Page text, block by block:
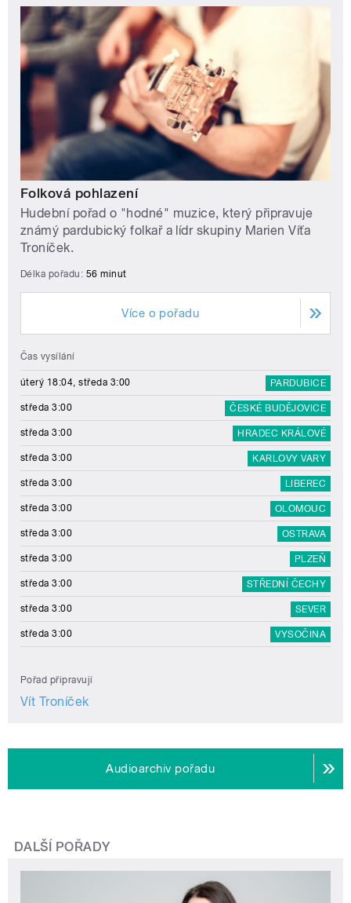
Folková pohlazení
Hudební pořad o "hodné" muzice, který připravuje
známý pardubický folkař a lídr skupiny Marien Víťa
Troníček.
Délka pořadu: 56 minut
Více o pořadu
Čas vysílání
úterý 18:04, středa 3:00 PARDUBICE
středa 3:00 ČESKÉ BUDĚJOVICE
středa 3:00 HRADEC KRÁLOVÉ
středa 3:00 KARLOVY VARY
středa 3:00 LIBEREC
středa 3:00 OLOMOUC
středa 3:00 OSTRAVA
středa 3:00 PLZEŇ
středa 3:00 STŘEDNÍ ČECHY
středa 3:00 SEVER
středa 3:00 VYSOČINA
Pořad připravují
Vít Troníček
Audioarchiv pořadu
DALŠÍ POŘADY